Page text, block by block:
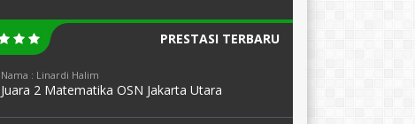
PRESTASI TERBARU
Nama : Linardi Halim
Juara 2 Matematika OSN Jakarta Utara